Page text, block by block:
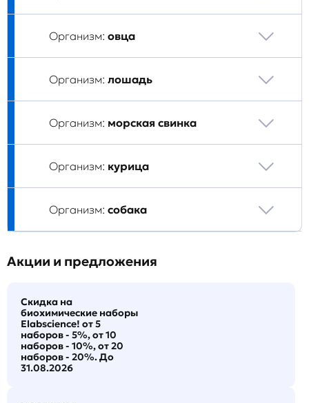
Организм: овца
Организм: лошадь
Организм: морская свинка
Организм: курица
Организм: собака
Акции и предложения
Скидка на
биохимические наборы
Elabscience! от 5
наборов - 5%, от 10
наборов - 10%, от 20
наборов - 20%. До
31.08.2026